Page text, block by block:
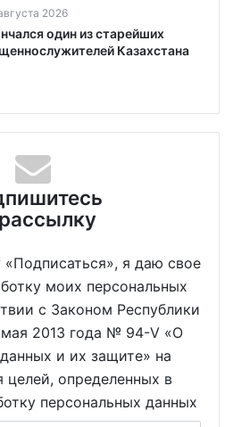
2026
один из старейших
Казахстана
я даю свое
моих персональных
с Законом Республики
мая 2013 года № 94-V «О
и их защите» на
целей, определенных в
персональных данных